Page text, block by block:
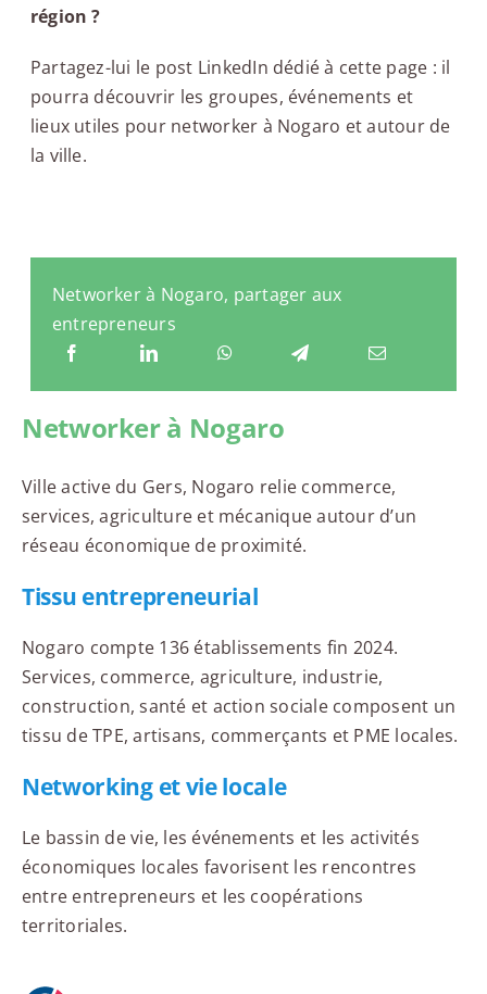
région ?
Partagez-lui le post LinkedIn dédié à cette page : il
pourra découvrir les groupes, événements et
lieux utiles pour networker à Nogaro et autour de
la ville.
Networker à Nogaro, partager aux
entrepreneurs
Networker à Nogaro
Ville active du Gers, Nogaro relie commerce,
services, agriculture et mécanique autour d’un
réseau économique de proximité.
Tissu entrepreneurial
Nogaro compte 136 établissements fin 2024.
Services, commerce, agriculture, industrie,
construction, santé et action sociale composent un
tissu de TPE, artisans, commerçants et PME locales.
Networking et vie locale
Le bassin de vie, les événements et les activités
économiques locales favorisent les rencontres
entre entrepreneurs et les coopérations
territoriales.